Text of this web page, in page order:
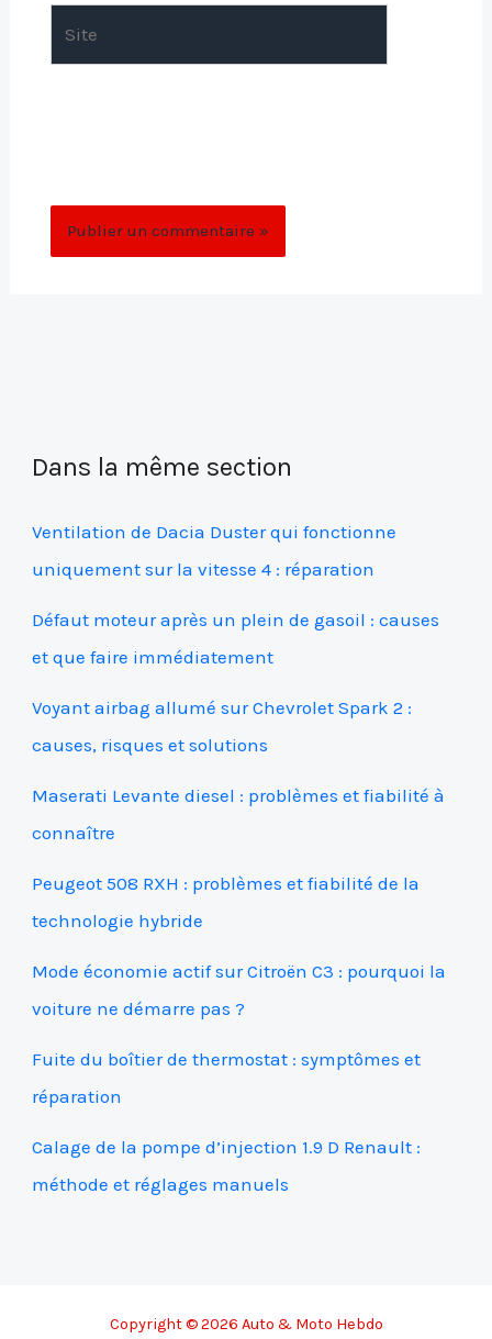
Dans la même section
Ventilation de Dacia Duster qui fonctionne
uniquement sur la vitesse 4 : réparation
Défaut moteur après un plein de gasoil : causes
et que faire immédiatement
Voyant airbag allumé sur Chevrolet Spark 2 :
causes, risques et solutions
Maserati Levante diesel : problèmes et fiabilité à
connaître
Peugeot 508 RXH : problèmes et fiabilité de la
technologie hybride
Mode économie actif sur Citroën C3 : pourquoi la
voiture ne démarre pas ?
Fuite du boîtier de thermostat : symptômes et
réparation
Calage de la pompe d’injection 1.9 D Renault :
méthode et réglages manuels
Copyright © 2026 Auto & Moto Hebdo